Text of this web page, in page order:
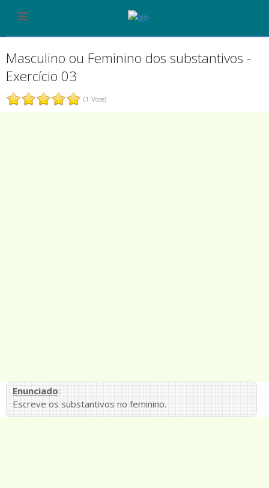
Masculino ou Feminino dos substantivos -
Exercício 03
(1 Vote)
Enunciado:
Escreve os substantivos no feminino.